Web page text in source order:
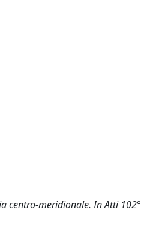
centro-meridionale. In Atti 102°